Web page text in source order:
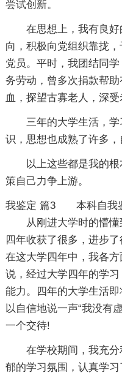
尝试创新。
在思想上，我有良
向，积极向党组织靠拢
党员。平时，我团结同
务劳动，曾多次捐款帮
血，探望古寡老人，深受
三年的大学生活，
识，思想也成熟了许多，
以上这些都是我的
策自己力争上游。
我鉴定 篇3
从刚进大学时的懵
四年收获了很多，进步
在这大学四年中，我各
说，经过大学四年的学
能力。四年的大学生活
以自信地说一声“我没有
一个交待!
在学校期间，我充
郁的学习氛围，认真学
本科自我